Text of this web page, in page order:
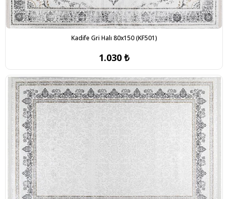
Kadife Gri Halı 80x150 (KF501)
1.030 ₺